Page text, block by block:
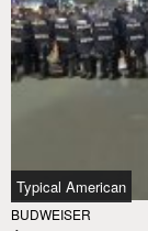
Typical American
BUDWEISER